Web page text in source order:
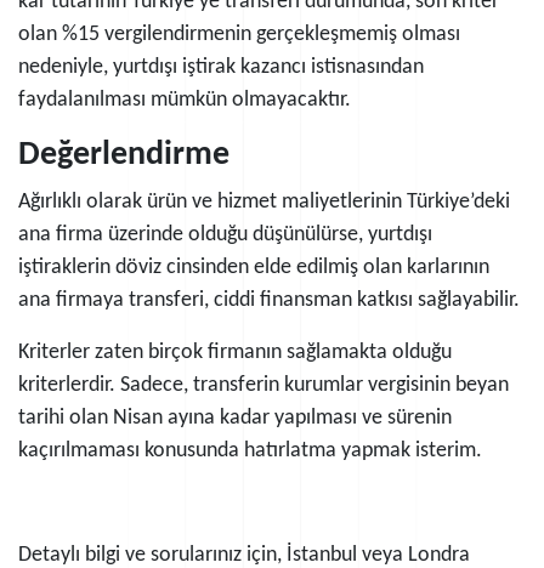
olan %15 vergilendirmenin gerçekleşmemiş olması
nedeniyle, yurtdışı iştirak kazancı istisnasından
faydalanılması mümkün olmayacaktır.
Değerlendirme
Ağırlıklı olarak ürün ve hizmet maliyetlerinin Türkiye’deki
ana firma üzerinde olduğu düşünülürse, yurtdışı
iştiraklerin döviz cinsinden elde edilmiş olan karlarının
ana firmaya transferi, ciddi finansman katkısı sağlayabilir.
Kriterler zaten birçok firmanın sağlamakta olduğu
kriterlerdir. Sadece, transferin kurumlar vergisinin beyan
tarihi olan Nisan ayına kadar yapılması ve sürenin
kaçırılmaması konusunda hatırlatma yapmak isterim.
Detaylı bilgi ve sorularınız için, İstanbul veya Londra